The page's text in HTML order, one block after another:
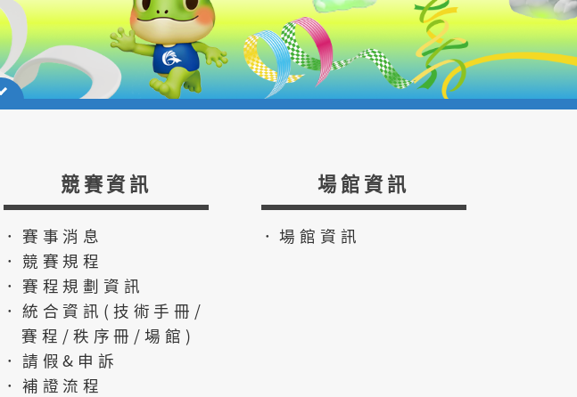
競賽資訊
．賽事消息
．競賽規程
．賽程規劃資訊
．統合資訊(技術手冊/
賽程/秩序冊/場館)
．請假&申訴
．補證流程
場館資訊
．場館資訊